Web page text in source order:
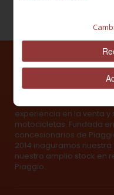
Sobre Nosotros
Motos Rubiella es una
experiencia en la venta
motocicletas. Fundada
concesionarios de
2014 inaguramos
nuestro amplio stock en
Piaggio.